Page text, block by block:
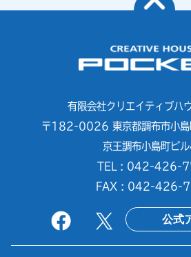
有限会社クリエイティブハ
〒182-0026 東京都調布市小
京王調布小島町ビ
TEL : 042-426-
FAX : 042-426-
公式